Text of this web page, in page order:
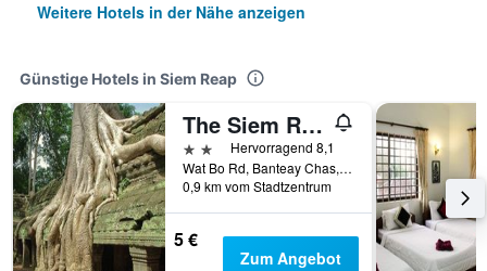
Weitere Hotels in der Nähe anzeigen
Günstige Hotels in Siem Reap
The Siem Reap Chilled Backpacker
2 SterneHervorragend 8,1
Wat Bo Rd, Banteay Chas, Sla Kram, Siem Reap, Kambodscha
0,9 km vom Stadtzentrum
5 €
Zum Angebot